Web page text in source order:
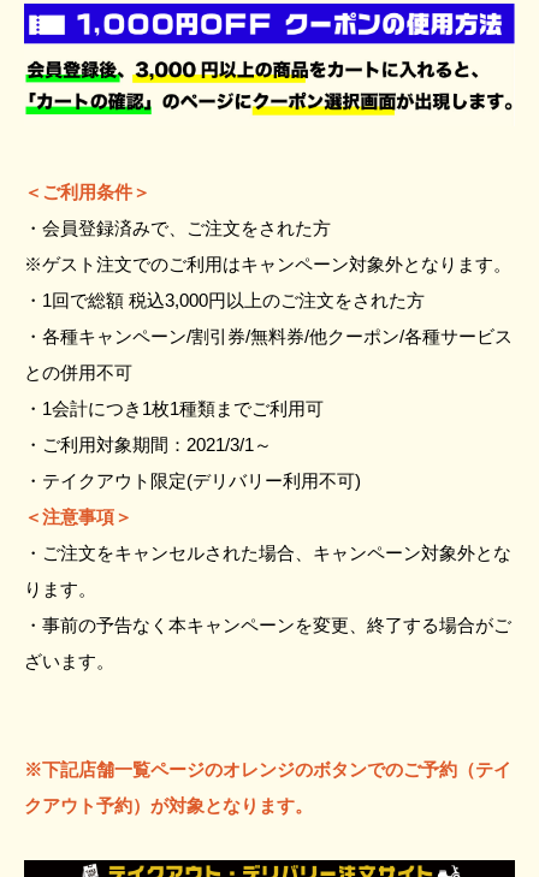
＜ご利用条件＞
・会員登録済みで、ご注文をされた方
※ゲスト注文でのご利用はキャンペーン対象外となります。
・1回で総額 税込3,000円以上のご注文をされた方
・各種キャンペーン/割引券/無料券/他クーポン/各種サービス
との併用不可
・1会計につき1枚1種類までご利用可
・ご利用対象期間：2021/3/1～
・テイクアウト限定(デリバリー利用不可)
＜注意事項＞
・ご注文をキャンセルされた場合、キャンペーン対象外とな
ります。
・事前の予告なく本キャンペーンを変更、終了する場合がご
ざいます。
※下記店舗一覧ページのオレンジのボタンでのご予約（テイ
クアウト予約）が対象となります。